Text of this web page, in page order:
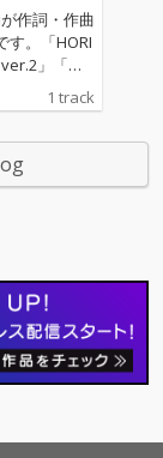
作詞・作曲
す。「HORI
」「水
信いたしま
る鳥や魚な
自然や環
1 track